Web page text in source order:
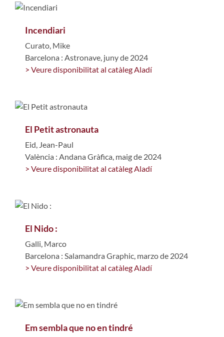
Incendiari
Curato, Mike
Barcelona : Astronave, juny de 2024
> Veure disponibilitat al catàleg Aladí
El Petit astronauta
Eid, Jean-Paul
València : Andana Gràfica, maig de 2024
> Veure disponibilitat al catàleg Aladí
El Nido :
Galli, Marco
Barcelona : Salamandra Graphic, marzo de 2024
> Veure disponibilitat al catàleg Aladí
Em sembla que no en tindré